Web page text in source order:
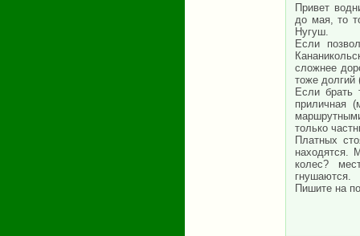
Привет
до мая, то
Нугуш.
Если
сложнее
тоже долгий
Если брать
приличная
только
Платных
находятся.
колес?
гнушаются.
Пишите на